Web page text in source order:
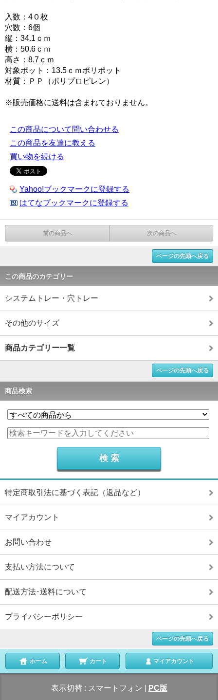
入数：4０枚
穴数：6個
縦：34.1ｃｍ
横：50.6ｃｍ
高さ：8.7ｃｍ
対象ポット：13.5ｃｍポリポット
材質：ＰＰ（ポリプロピレン）
※販売価格に送料は含まれておりません。
この商品について問い合わせる
この商品を友達に教える
買い物を続ける
Yahoo!ブックマークに登録する
はてなブックマークに登録する
前の商品へ 次の商品へ
ページの先頭へ戻る
この商品のカテゴリー
システムトレー・穴トレー
その他のサイズ
商品カテゴリー一覧
ページの先頭へ戻る
商品検索
特定商取引法に基づく表記（返品など）
マイアカウント
お問い合わせ
支払い方法について
配送方法･送料について
プライバシーポリシー
ページの先頭へ戻る
ホーム カート マイアカウント
表示切替 : スマートフォン PC版